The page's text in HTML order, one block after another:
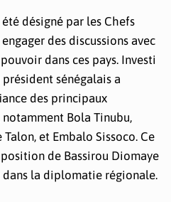
désigné par les Chefs
des discussions avec
dans ces pays. Investi
sénégalais a
des principaux
Bola Tinubu,
et Embalo Sissoco. Ce
de Bassirou Diomaye
dans la diplomatie régionale.